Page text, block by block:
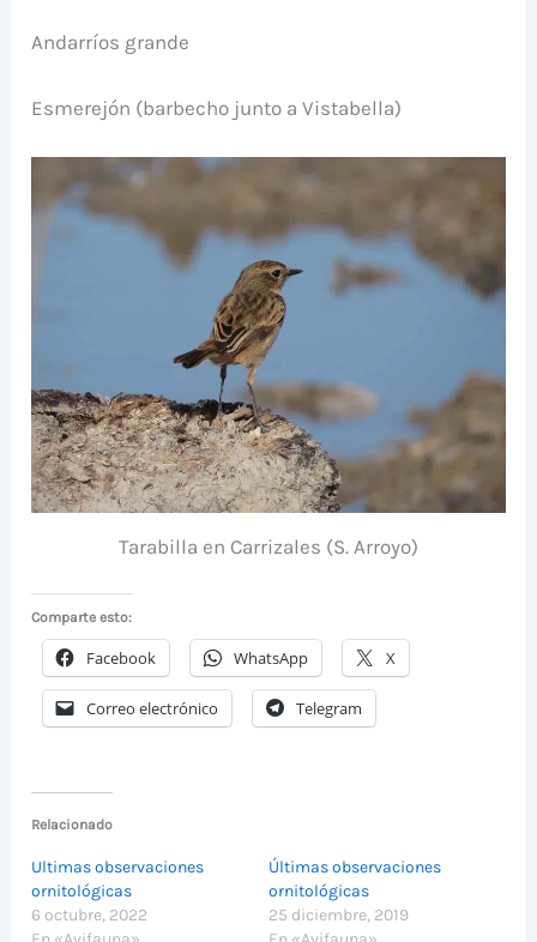
Andarríos grande
Esmerejón (barbecho junto a Vistabella)
Tarabilla en Carrizales (S. Arroyo)
Comparte esto:
Facebook WhatsApp X
Correo electrónico Telegram
Relacionado
Ultimas observaciones
ornitológicas
6 octubre, 2022
Últimas observaciones
ornitológicas
25 diciembre, 2019